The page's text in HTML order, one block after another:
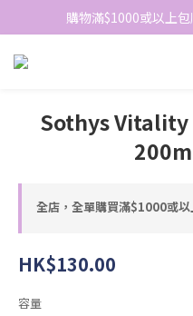
網站免費登記會員，
購物滿$1000或以上
網站免費登記會員，
Sothys Vitality
全店，全單購買滿$1000或
HK$130.00
容量